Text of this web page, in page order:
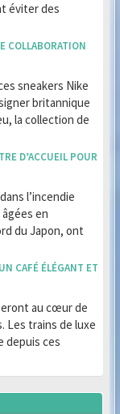
éviter des
COLLABORATION
sneakers Nike
britannique
la collection de
D’ACCUEIL POUR
l’incendie
en
du Japon, ont
CAFÉ ÉLÉGANT ET
au cœur de
Les trains de luxe
depuis ces